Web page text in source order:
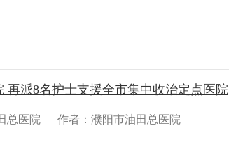
再派8名护士支援全市集中收治定点医院
总医院 作者：濮阳市油田总医院